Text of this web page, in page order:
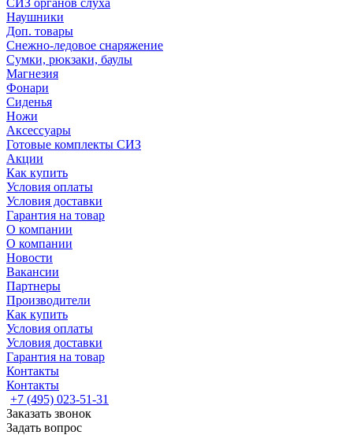
СИЗ органов слуха
Наушники
Доп. товары
Снежно-ледовое снаряжение
Сумки, рюкзаки, баулы
Магнезия
Фонари
Сиденья
Ножи
Аксессуары
Готовые комплекты СИЗ
Акции
Как купить
Условия оплаты
Условия доставки
Гарантия на товар
О компании
О компании
Новости
Вакансии
Партнеры
Производители
Как купить
Условия оплаты
Условия доставки
Гарантия на товар
Контакты
Контакты
+7 (495) 023-51-31
Заказать звонок
Задать вопрос